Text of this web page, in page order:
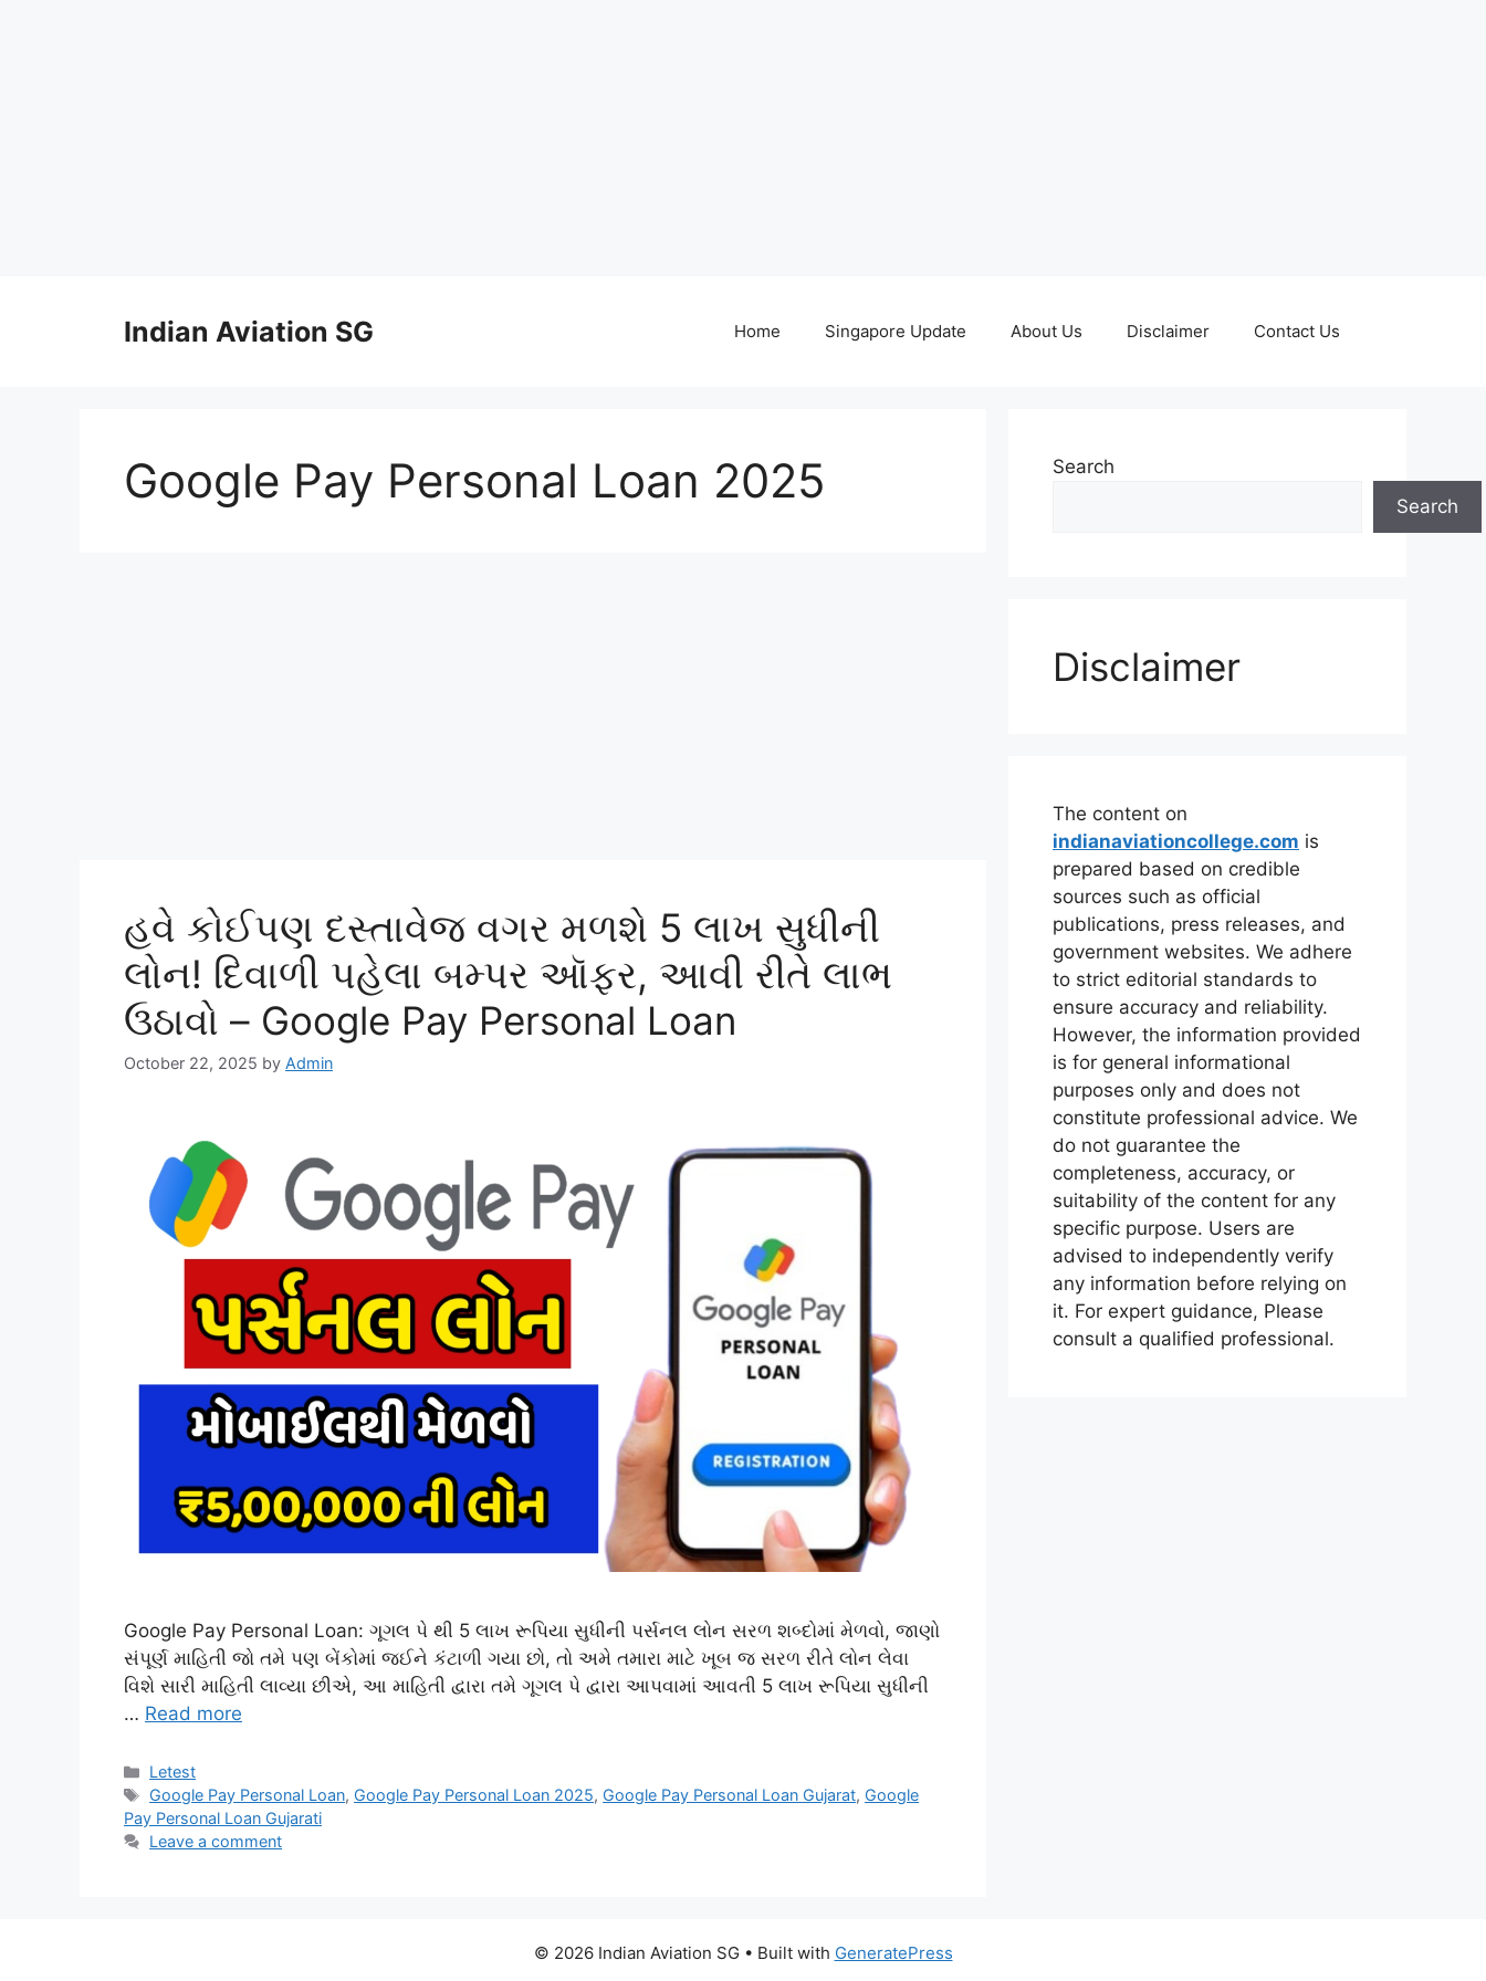
Indian Aviation SG Home Singapore Update About Us Disclaimer Contact Us
Google Pay Personal Loan 2025
હવે કોઈપણ દસ્તાવેજ વગર મળશે 5 લાખ સુધીની
લોન! દિવાળી પહેલા બમ્પર ઑફર, આવી રીતે લાભ
ઉઠાવો – Google Pay Personal Loan
October 22, 2025 by Admin
Google Pay Personal Loan: ગૂગલ પે થી 5 લાખ રૂપિયા સુધીની પર્સનલ લોન સરળ શબ્દોમાં મેળવો, જાણો
સંપૂર્ણ માહિતી જો તમે પણ બેંકોમાં જઈને કંટાળી ગયા છો, તો અમે તમારા માટે ખૂબ જ સરળ રીતે લોન લેવા
વિશે સારી માહિતી લાવ્યા છીએ, આ માહિતી દ્વારા તમે ગૂગલ પે દ્વારા આપવામાં આવતી 5 લાખ રૂપિયા સુધીની
… Read more
Categories
Letest
Tags
Google Pay Personal Loan, Google Pay Personal Loan 2025, Google Pay Personal Loan Gujarat, Google
Pay Personal Loan Gujarati
Leave a comment
Search
Search
Disclaimer
The content on
indianaviationcollege.com is
prepared based on credible
sources such as official
publications, press releases, and
government websites. We adhere
to strict editorial standards to
ensure accuracy and reliability.
However, the information provided
is for general informational
purposes only and does not
constitute professional advice. We
do not guarantee the
completeness, accuracy, or
suitability of the content for any
specific purpose. Users are
advised to independently verify
any information before relying on
it. For expert guidance, Please
consult a qualified professional.
© 2026 Indian Aviation SG• Built with GeneratePress